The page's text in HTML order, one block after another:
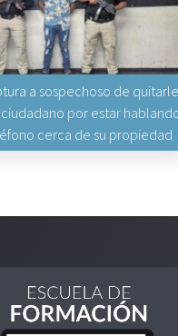
a sospechoso de quitarle
ciudadano por estar
cerca de su propiedad